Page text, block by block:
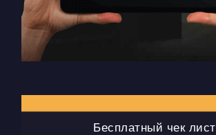
Бесплатный чек лист